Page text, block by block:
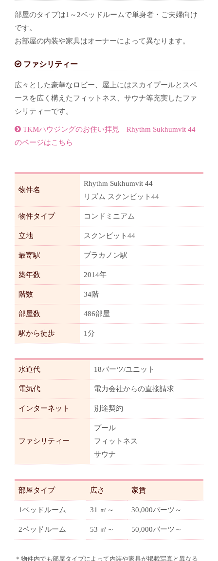
部屋のタイプは1～2ベッドルームで単身者・ご夫婦向け
です。
お部屋の内装や家具はオーナーによって異なります。
ファシリティー
広々とした豪華なロビー、屋上にはスカイプールとスペ
ースを広く構えたフィットネス、サウナ等充実したファ
シリティーです。
TKMハウジングのお住い拝見 Rhythm Sukhumvit 44
のページはこちら
物件名
Rhythm Sukhumvit 44
リズム スクンビット44
物件タイプ コンドミニアム
立地 スクンビット44
最寄駅 プラカノン駅
築年数 2014年
階数 34階
部屋数 486部屋
駅から徒歩 1分
水道代 18バーツ/ユニット
電気代 電力会社からの直接請求
インターネット 別途契約
ファシリティー
プール
フィットネス
サウナ
部屋タイプ 広さ 家賃
1ベッドルーム 31 ㎡～ 30,000バーツ～
2ベッドルーム 53 ㎡～ 50,000バーツ～
＊物件内でも部屋タイプによって内装や家具が掲載写真と異なる